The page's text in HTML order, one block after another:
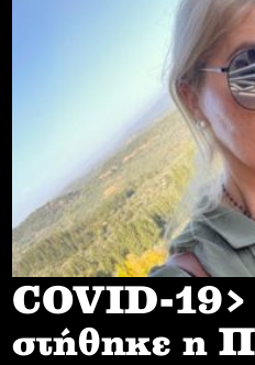
COVID-
στήθηκε η